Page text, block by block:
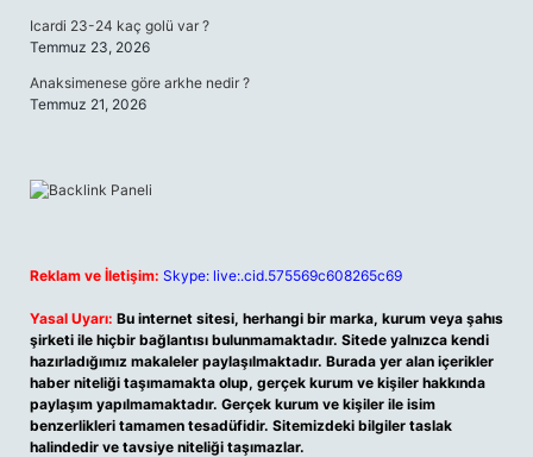
Icardi 23-24 kaç golü var ?
Temmuz 23, 2026
Anaksimenese göre arkhe nedir ?
Temmuz 21, 2026
Reklam ve İletişim: Skype: live:.cid.575569c608265c69
Yasal Uyarı: Bu internet sitesi, herhangi bir marka, kurum veya şahıs
şirketi ile hiçbir bağlantısı bulunmamaktadır. Sitede yalnızca kendi
hazırladığımız makaleler paylaşılmaktadır. Burada yer alan içerikler
haber niteliği taşımamakta olup, gerçek kurum ve kişiler hakkında
paylaşım yapılmamaktadır. Gerçek kurum ve kişiler ile isim
benzerlikleri tamamen tesadüfidir. Sitemizdeki bilgiler taslak
halindedir ve tavsiye niteliği taşımazlar.